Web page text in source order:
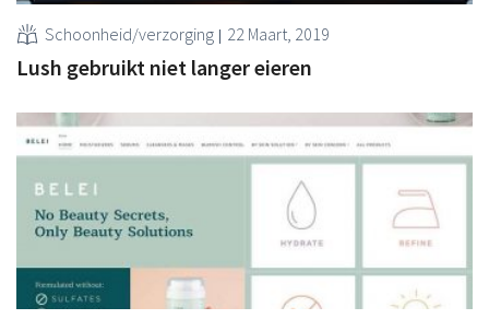
Schoonheid/verzorging 22 Maart, 2019
Lush gebruikt niet langer eieren